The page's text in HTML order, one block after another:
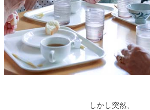
しかし突然、